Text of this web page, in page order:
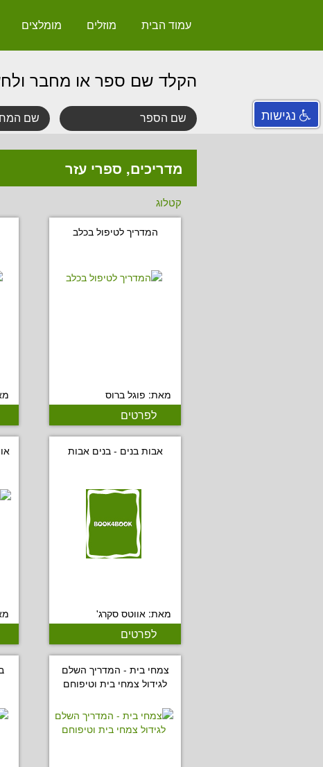
עמוד הבית מוזלים מומלצים
הקלד שם ספר או מחבר
מדריכים, ספרי עזר
קטלוג
המדריך לטיפול בכלב
מאת: פוגל ברוס
לפרטים
אבות בנים - בנים אבות
מאת: אווטס סקרג'
לפרטים
צמחי בית - המדריך השלם
לגידול צמחי בית וטיפוחם
נגישות